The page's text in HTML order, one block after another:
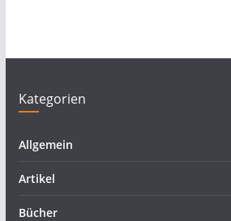
Kategorien
Allgemein
Artikel
Bücher